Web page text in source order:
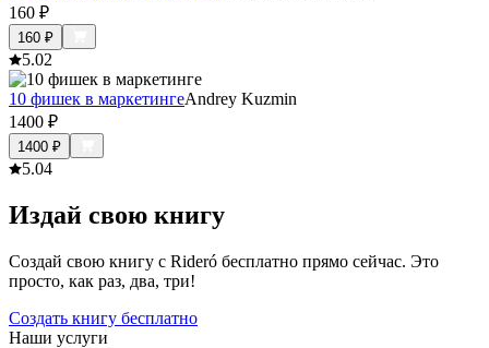
160 ₽
160 ₽
5.02
10 фишек в маркетингеAndrey Kuzmin
1400 ₽
1400 ₽
5.04
Издай свою книгу
Создай свою книгу с Rideró бесплатно прямо сейчас. Это
просто, как раз, два, три!
Создать книгу бесплатно
Наши услуги